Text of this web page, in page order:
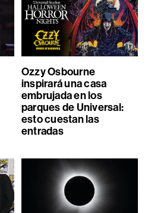
Ozzy Osbourne
inspirará una casa
embrujada en los
parques de Universal:
esto cuestan las
entradas